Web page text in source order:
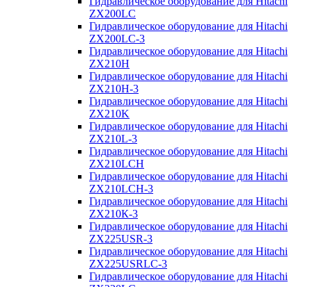
ZX200LC
Гидравлическое оборудование для Hitachi
ZX200LC-3
Гидравлическое оборудование для Hitachi
ZX210H
Гидравлическое оборудование для Hitachi
ZX210H-3
Гидравлическое оборудование для Hitachi
ZX210K
Гидравлическое оборудование для Hitachi
ZX210L-3
Гидравлическое оборудование для Hitachi
ZX210LCH
Гидравлическое оборудование для Hitachi
ZX210LCH-3
Гидравлическое оборудование для Hitachi
ZX210К-3
Гидравлическое оборудование для Hitachi
ZX225USR-3
Гидравлическое оборудование для Hitachi
ZX225USRLC-3
Гидравлическое оборудование для Hitachi